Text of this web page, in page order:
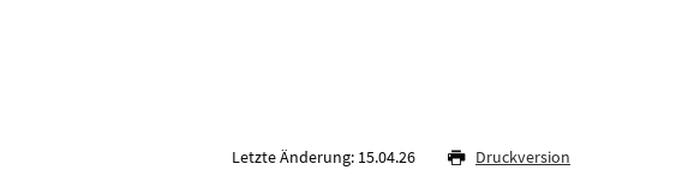
Letzte Änderung: 15.04.26 Druckversion